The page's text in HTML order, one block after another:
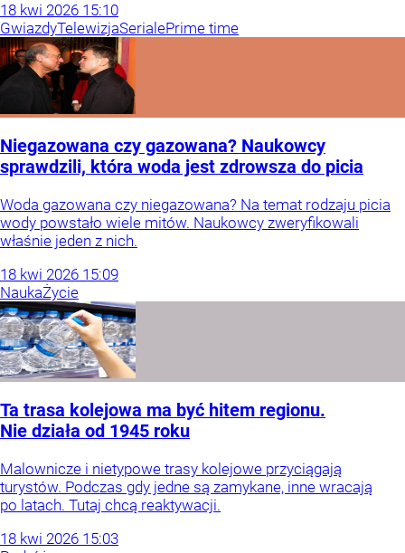
18 kwi 2026 15:10
GwiazdyTelewizjaSerialePrime time
Niegazowana czy gazowana? Naukowcy
sprawdzili, która woda jest zdrowsza do picia
Woda gazowana czy niegazowana? Na temat rodzaju picia
wody powstało wiele mitów. Naukowcy zweryfikowali
właśnie jeden z nich.
18 kwi 2026 15:09
NaukaŻycie
Ta trasa kolejowa ma być hitem regionu.
Nie działa od 1945 roku
Malownicze i nietypowe trasy kolejowe przyciągają
turystów. Podczas gdy jedne są zamykane, inne wracają
po latach. Tutaj chcą reaktywacji.
18 kwi 2026 15:03